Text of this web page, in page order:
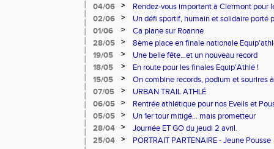
04/06
>
Rendez-vous important à Clermont pour
02/06
>
Un défi sportif, humain et solidaire porté
du Cœur.
01/06 >
Ca plane sur Roanne
28/05
>
8ème place en finale nationale
19/05
>
Une belle fête...et un nouveau record
18/05
>
En route pour les finales Equip'Athlé !
15/05
>
On combine records, podium et sourires
07/05
>
URBAN TRAIL ATHLÉ
06/05
>
Rentrée athlétique pour nos Eveils et
05/05
>
Un 1er tour mitigé... mais prometteur
28/04
>
Journée ET GO du jeudi 2 avril.
25/04
> PORTRAIT PARTENAIRE - Jeune Pousse